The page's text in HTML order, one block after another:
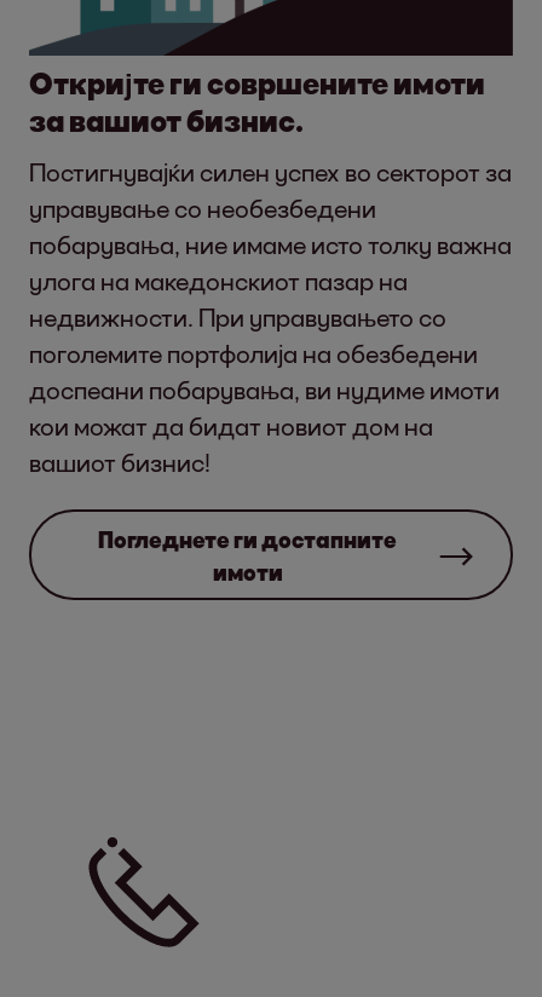
Откријте ги совршените имоти
за вашиот бизнис.
Постигнувајќи силен успех во секторот за
управување со необезбедени
побарувања, ние имаме исто толку важна
улога на македонскиот пазар на
недвижности. При управувањето со
поголемите портфолија на обезбедени
доспеани побарувања, ви нудиме имоти
кои можат да бидат новиот дом на
вашиот бизнис!
Погледнете ги достапните
имоти